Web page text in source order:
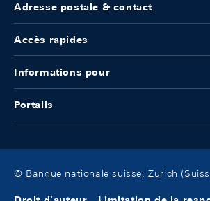
Adresse postale & contact
Accès rapides
Informations pour
Portails
© Banque nationale suisse, Zurich